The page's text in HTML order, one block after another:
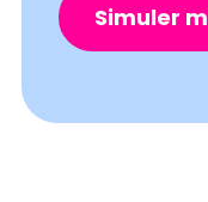
Simuler